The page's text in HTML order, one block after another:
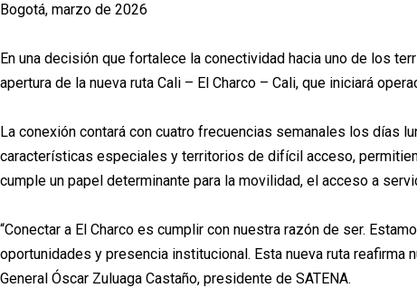
Bogotá, marzo de 2026
En una decisión que fortalece la conectividad hacia uno de los
apertura de la nueva ruta Cali – El Charco – Cali, que iniciará
La conexión contará con cuatro frecuencias semanales los días
características especiales y territorios de difícil acceso,
cumple un papel determinante para la movilidad, el acceso a
“Conectar a El Charco es cumplir con nuestra razón de ser.
oportunidades y presencia institucional. Esta nueva ruta
General Óscar Zuluaga Castaño, presidente de SATENA.